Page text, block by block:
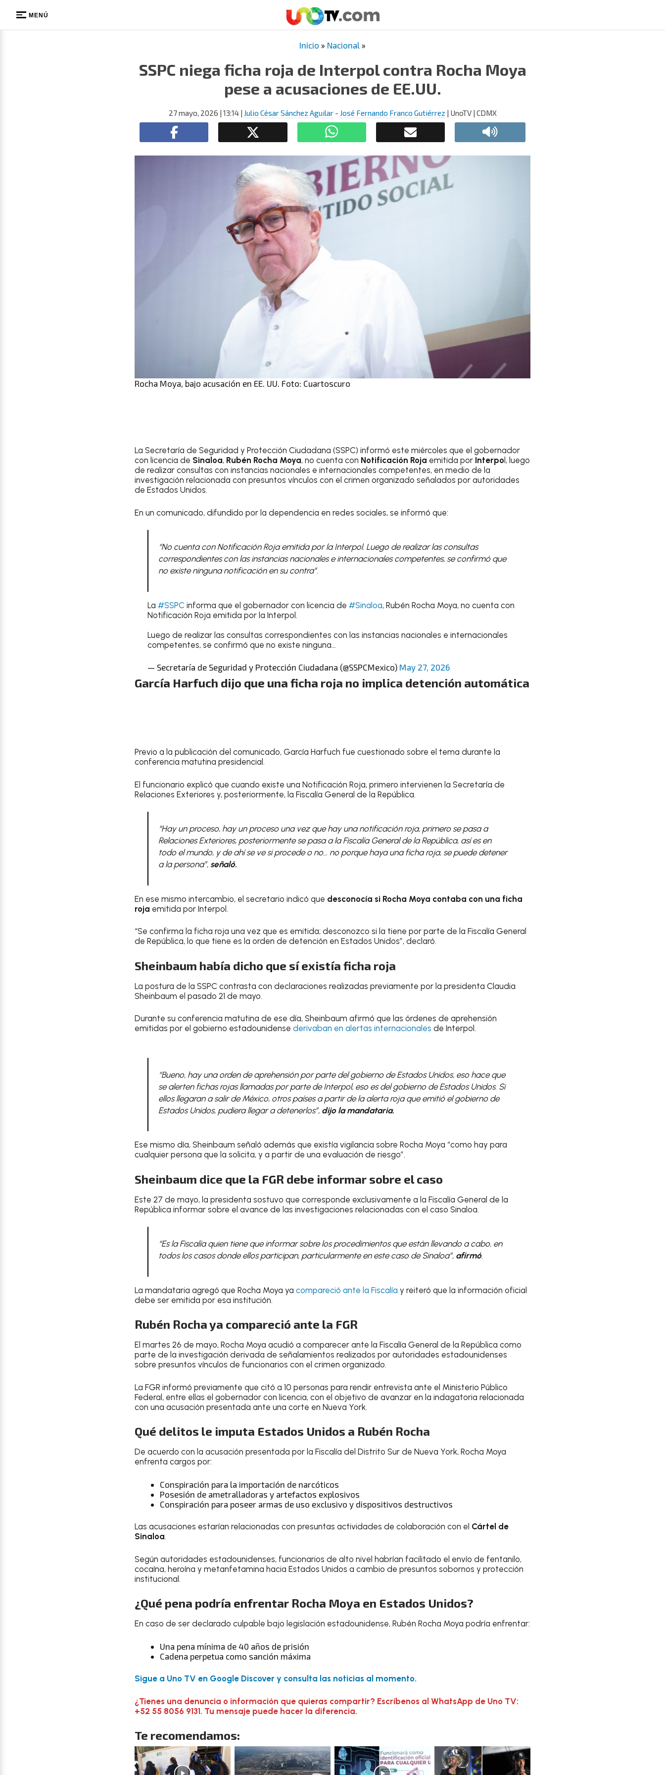
MENÚ
Inicio » Nacional »
SSPC niega ficha roja de Interpol contra Rocha Moya
pese a acusaciones de EE.UU.
27 mayo, 2026 | 13:14| Julio César Sánchez Aguilar- José Fernando Franco Gutiérrez | UnoTV | CDMX
Rocha Moya, bajo acusación en EE. UU. Foto: Cuartoscuro
La Secretaría de Seguridad y Protección Ciudadana (SSPC) informó este miércoles que el gobernador
con licencia de Sinaloa, Rubén Rocha Moya, no cuenta con Notificación Roja emitida por Interpo l, luego
de realizar consultas con instancias nacionales e internacionales competentes, en medio de la
investigación relacionada con presuntos vínculos con el crimen organizado señalados por autoridades
de Estados Unidos.
En un comunicado, difundido por la dependencia en redes sociales, se informó que:
“No cuenta con Notificación Roja emitida por la Interpol. Luego de realizar las consultas
correspondientes con las instancias nacionales e internacionales competentes, se confirmó que
no existe ninguna notificación en su contra”.
La #SSPC informa que el gobernador con licencia de #Sinaloa, Rubén Rocha Moya, no cuenta con
Notificación Roja emitida por la Interpol.
Luego de realizar las consultas correspondientes con las instancias nacionales e internacionales
competentes, se confirmó que no existe ninguna…
— Secretaría de Seguridad y Protección Ciudadana (@SSPCMexico) May 27, 2026
García Harfuch dijo que una ficha roja no implica detención automática
Previo a la publicación del comunicado, García Harfuch fue cuestionado sobre el tema durante la
conferencia matutina presidencial.
El funcionario explicó que cuando existe una Notificación Roja, primero intervienen la Secretaría de
Relaciones Exteriores y, posteriormente, la Fiscalía General de la República.
“Hay un proceso, hay un proceso una vez que hay una notificación roja, primero se pasa a
Relaciones Exteriores, posteriormente se pasa a la Fiscalía General de la República, así es en
todo el mundo, y de ahí se ve si procede o no… no porque haya una ficha roja, se puede detener
a la persona”, señaló.
En ese mismo intercambio, el secretario indicó que desconocía si Rocha Moya contaba con una ficha
roja emitida por Interpol.
“Se confirma la ficha roja una vez que es emitida; desconozco si la tiene por parte de la Fiscalía General
de República, lo que tiene es la orden de detención en Estados Unidos”, declaró.
Sheinbaum había dicho que sí existía ficha roja
La postura de la SSPC contrasta con declaraciones realizadas previamente por la presidenta Claudia
Sheinbaum el pasado 21 de mayo.
Durante su conferencia matutina de ese día, Sheinbaum afirmó que las órdenes de aprehensión
emitidas por el gobierno estadounidense derivaban en alertas internacionales de Interpol.
“Bueno, hay una orden de aprehensión por parte del gobierno de Estados Unidos, eso hace que
se alerten fichas rojas llamadas por parte de Interpol, eso es del gobierno de Estados Unidos. Si
ellos llegaran a salir de México, otros países a partir de la alerta roja que emitió el gobierno de
Estados Unidos, pudiera llegar a detenerlos”,dijo la mandataria.
Ese mismo día, Sheinbaum señaló además que existía vigilancia sobre Rocha Moya “como hay para
cualquier persona que la solicita, y a partir de una evaluación de riesgo”.
Sheinbaum dice que la FGR debe informar sobre el caso
Este 27 de mayo, la presidenta sostuvo que corresponde exclusivamente a la Fiscalía General de la
República informar sobre el avance de las investigaciones relacionadas con el caso Sinaloa.
“Es la Fiscalía quien tiene que informar sobre los procedimientos que están llevando a cabo, en
todos los casos donde ellos participan, particularmente en este caso de Sinaloa”, afirmó.
La mandataria agregó que Rocha Moya ya compareció ante la Fiscalía y reiteró que la información oficial
debe ser emitida por esa institución.
Rubén Rocha ya compareció ante la FGR
El martes 26 de mayo, Rocha Moya acudió a comparecer ante la Fiscalía General de la República como
parte de la investigación derivada de señalamientos realizados por autoridades estadounidenses
sobre presuntos vínculos de funcionarios con el crimen organizado.
La FGR informó previamente que citó a 10 personas para rendir entrevista ante el Ministerio Público
Federal, entre ellas el gobernador con licencia, con el objetivo de avanzar en la indagatoria relacionada
con una acusación presentada ante una corte en Nueva York.
Qué delitos le imputa Estados Unidos a Rubén Rocha
De acuerdo con la acusación presentada por la Fiscalía del Distrito Sur de Nueva York, Rocha Moya
enfrenta cargos por:
Conspiración para la importación de narcóticos
Posesión de ametralladoras y artefactos explosivos
Conspiración para poseer armas de uso exclusivo y dispositivos destructivos
Las acusaciones estarían relacionadas con presuntas actividades de colaboración con el Cártel de
Sinaloa.
Según autoridades estadounidenses, funcionarios de alto nivel habrían facilitado el envío de fentanilo,
cocaína, heroína y metanfetamina hacia Estados Unidos a cambio de presuntos sobornos y protección
institucional.
¿Qué pena podría enfrentar Rocha Moya en Estados Unidos?
En caso de ser declarado culpable bajo legislación estadounidense, Rubén Rocha Moya podría enfrentar:
Una pena mínima de 40 años de prisión
Cadena perpetua como sanción máxima
Sigue a Uno TV en Google Discover y consulta las noticias al momento.
¿Tienes una denuncia o información que quieras compartir? Escríbenos al WhatsApp de Uno TV:
+52 55 8056 9131. Tu mensaje puede hacer la diferencia.
Te recomendamos: